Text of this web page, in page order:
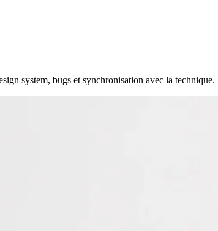
system, bugs et synchronisation avec la technique.